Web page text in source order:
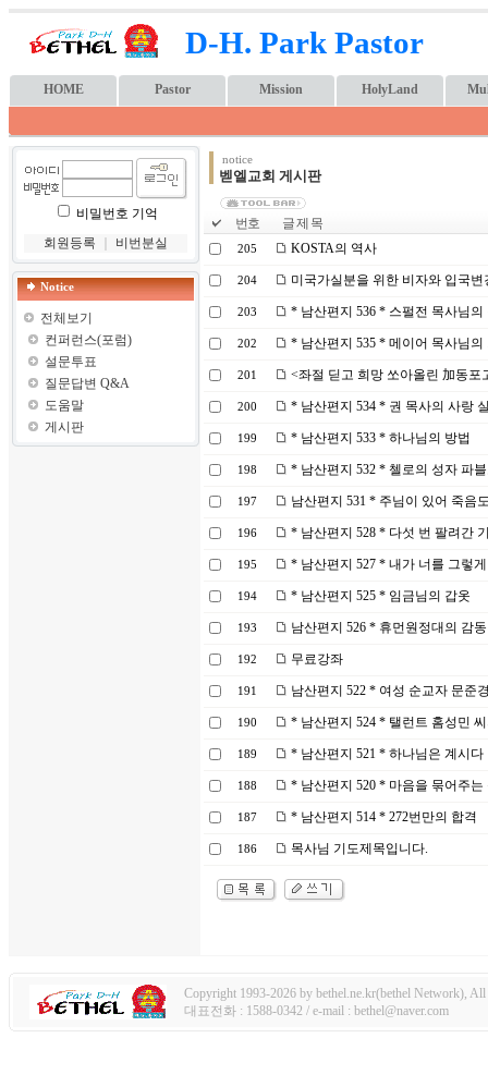
D-H. Park Pastor
HOME Pastor Mission HolyLand
비밀번호 기억
회원등록
비번분실
Notice
전체보기
컨퍼런스(포럼)
설문투표
질문답변 Q&A
도움말
게시판
notice
벧엘교회 게시판
번호 글 제 목
205 KOSTA의 역사
204 미국가실분을 위한 비자와 입국
203 * 남산편지 536 * 스펄전 목사님의
202 * 남산편지 535 * 메이어 목사님의
201 <좌절 딛고 희망 쏘아올린 加동포
200 * 남산편지 534 * 권 목사의 사랑
199 * 남산편지 533 * 하나님의 방법
198 * 남산편지 532 * 첼로의 성자 파
197 남산편지 531 * 주님이 있어 죽음
196 * 남산편지 528 * 다섯 번 팔려간
195 * 남산편지 527 * 내가 너를 그렇
194 * 남산편지 525 * 임금님의 갑옷
193 남산편지 526 * 휴먼원정대의 감동
192 무료강좌
191 남산편지 522 * 여성 순교자 문준
190 * 남산편지 524 * 탤런트 홈성민
189 * 남산편지 521 * 하나님은 계시다
188 * 남산편지 520 * 마음을 묶어주는
187 * 남산편지 514 * 272번만의 합격
186 목사님 기도제목입니다.
Copyright 1993-2026 by bethel.ne.kr(bethel Network), All
대표전화 : 1588-0342 / e-mail : bethel@naver.com